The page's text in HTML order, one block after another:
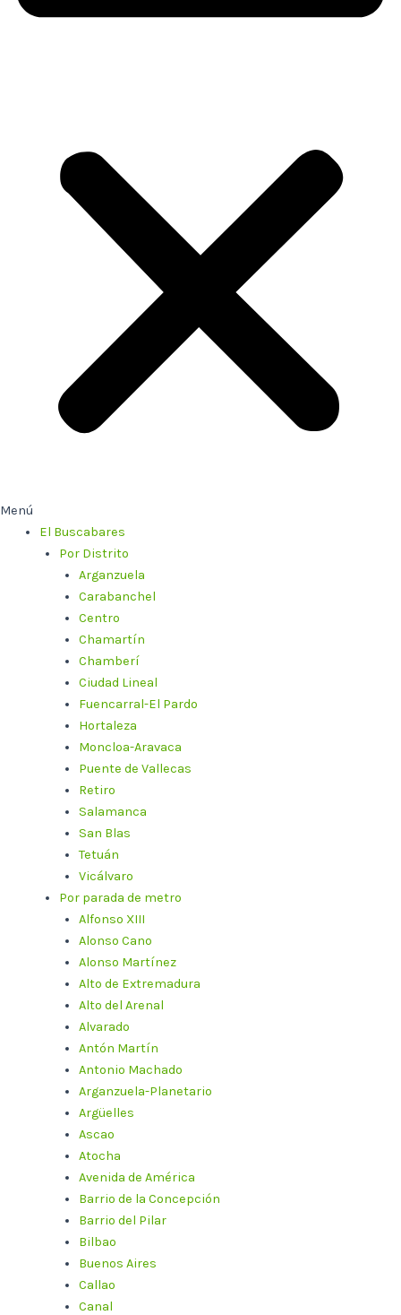
Menú
El Buscabares
Por Distrito
Arganzuela
Carabanchel
Centro
Chamartín
Chamberí
Ciudad Lineal
Fuencarral-El Pardo
Hortaleza
Moncloa-Aravaca
Puente de Vallecas
Retiro
Salamanca
San Blas
Tetuán
Vicálvaro
Por parada de metro
Alfonso XIII
Alonso Cano
Alonso Martínez
Alto de Extremadura
Alto del Arenal
Alvarado
Antón Martín
Antonio Machado
Arganzuela-Planetario
Argüelles
Ascao
Atocha
Avenida de América
Barrio de la Concepción
Barrio del Pilar
Bilbao
Buenos Aires
Callao
Canal